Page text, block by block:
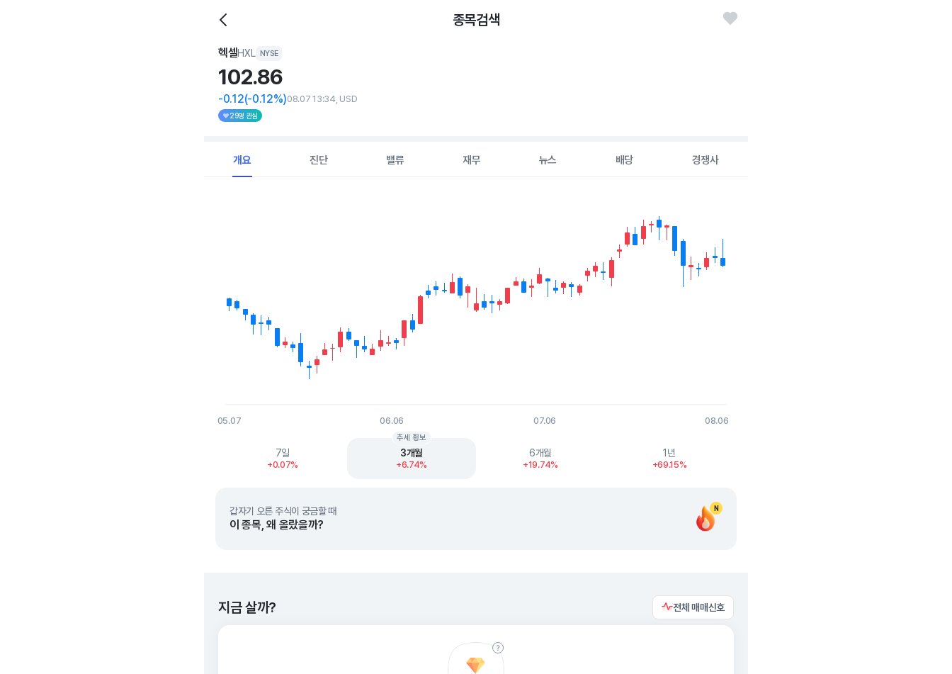
종목검색
헥셀HXL NYSE
102.86
-0.12(-0.12%)08.07 13:34, USD
29명 관심
개요 진단 밸류 재무 뉴스 배당 경쟁사
The chart has 1 X axis displaying Time. Data ranges from 2026-05-07 00:00:00 to 2026-08-06 00:00:00.
05.07 06.06 07.06 08.06
7일
+0.07%
3개월
+6.74%
추세 횡보
6개월
+19.74%
1년
+69.15%
N
갑자기 오른 주식이 궁금할 때
이 종목, 왜 올랐을까?
지금 살까? 전체 매매신호